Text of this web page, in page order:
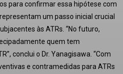
para confirmar essa hipótese com
um passo inicial crucial
às ATRs . “No futuro,
quem tem
conclui o Dr. Yanagisawa . “Com
e contramedidas para ATRs